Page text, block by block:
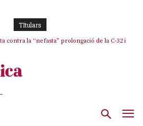
TItulars
contra la “nefasta” prolongació de la C-32 i